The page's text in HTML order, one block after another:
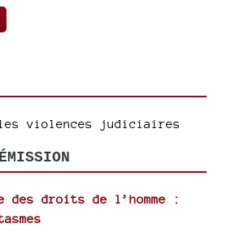
les violences judiciaires
des droits de l’homme :